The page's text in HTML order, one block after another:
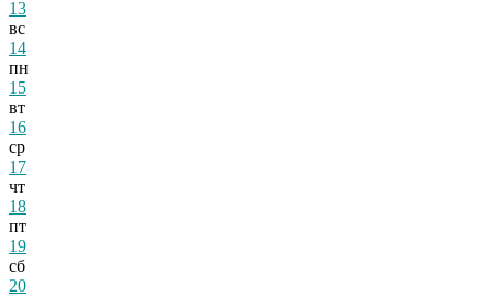
13
вс
14
пн
15
вт
16
ср
17
чт
18
пт
19
сб
20